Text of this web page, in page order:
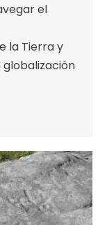
el
la Tierra y